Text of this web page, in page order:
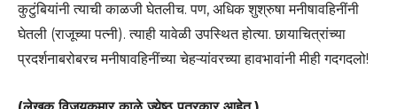
कुटुंबियांनी त्याची काळजी घेतलीच. पण, अधिक शुश्रुषा मनीषावहिनींनी
घेतली (राजूच्या पत्नी). त्याही यावेळी उपस्थित होत्या. छायाचित्रांच्या
प्रदर्शनाबरोबरच मनीषावहिनींच्या चेहऱ्यांवरच्या हावभावांनी मीही गदगदलो!